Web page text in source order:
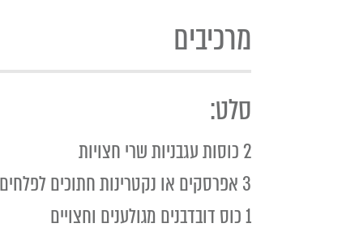
מרכיבים
סלט:
2 כוסות עגבניות שרי חצויות
3 אפרסקים או נקטרינות חתוכים לפלחים
1 כוס דובדבנים מגולענים וחצויים